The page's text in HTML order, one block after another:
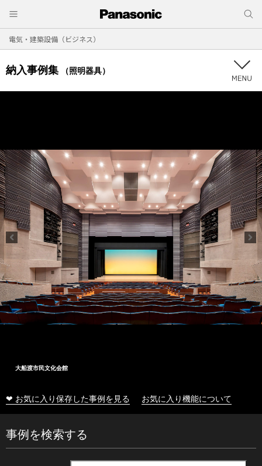
電気・建築設備（ビジネス）
納入事例集 （照明器具）
大船渡市民文化会館
❤ お気に入り保存した事例を見る お気に入り機能について
事例を検索する